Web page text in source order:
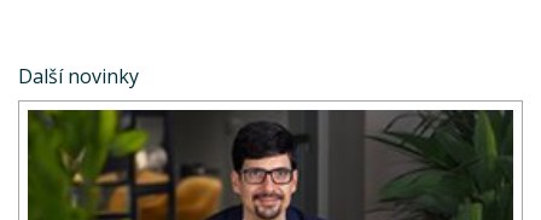
Další novinky